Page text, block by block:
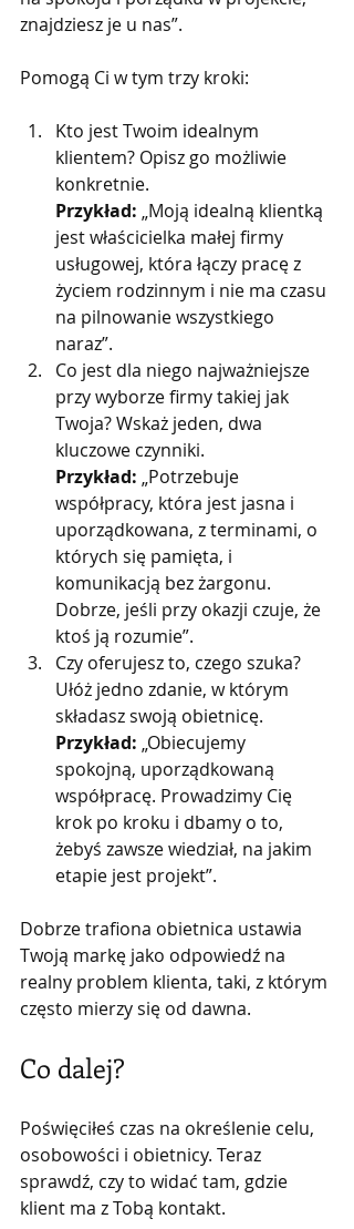
znajdziesz je u nas”.
Pomogą Ci w tym trzy kroki:
Kto jest Twoim idealnym
klientem? Opisz go możliwie
konkretnie.
Przykład: „Moją idealną klientką
jest właścicielka małej firmy
usługowej, która łączy pracę z
życiem rodzinnym i nie ma czasu
na pilnowanie wszystkiego
naraz”.
Co jest dla niego najważniejsze
przy wyborze firmy takiej jak
Twoja? Wskaż jeden, dwa
kluczowe czynniki.
Przykład: „Potrzebuje
współpracy, która jest jasna i
uporządkowana, z terminami, o
których się pamięta, i
komunikacją bez żargonu.
Dobrze, jeśli przy okazji czuje, że
ktoś ją rozumie”.
Czy oferujesz to, czego szuka?
Ułóż jedno zdanie, w którym
składasz swoją obietnicę.
Przykład: „Obiecujemy
spokojną, uporządkowaną
współpracę. Prowadzimy Cię
krok po kroku i dbamy o to,
żebyś zawsze wiedział, na jakim
etapie jest projekt”.
Dobrze trafiona obietnica ustawia
Twoją markę jako odpowiedź na
realny problem klienta, taki, z którym
często mierzy się od dawna.
Co dalej?
Poświęciłeś czas na określenie celu,
osobowości i obietnicy. Teraz
sprawdź, czy to widać tam, gdzie
klient ma z Tobą kontakt.